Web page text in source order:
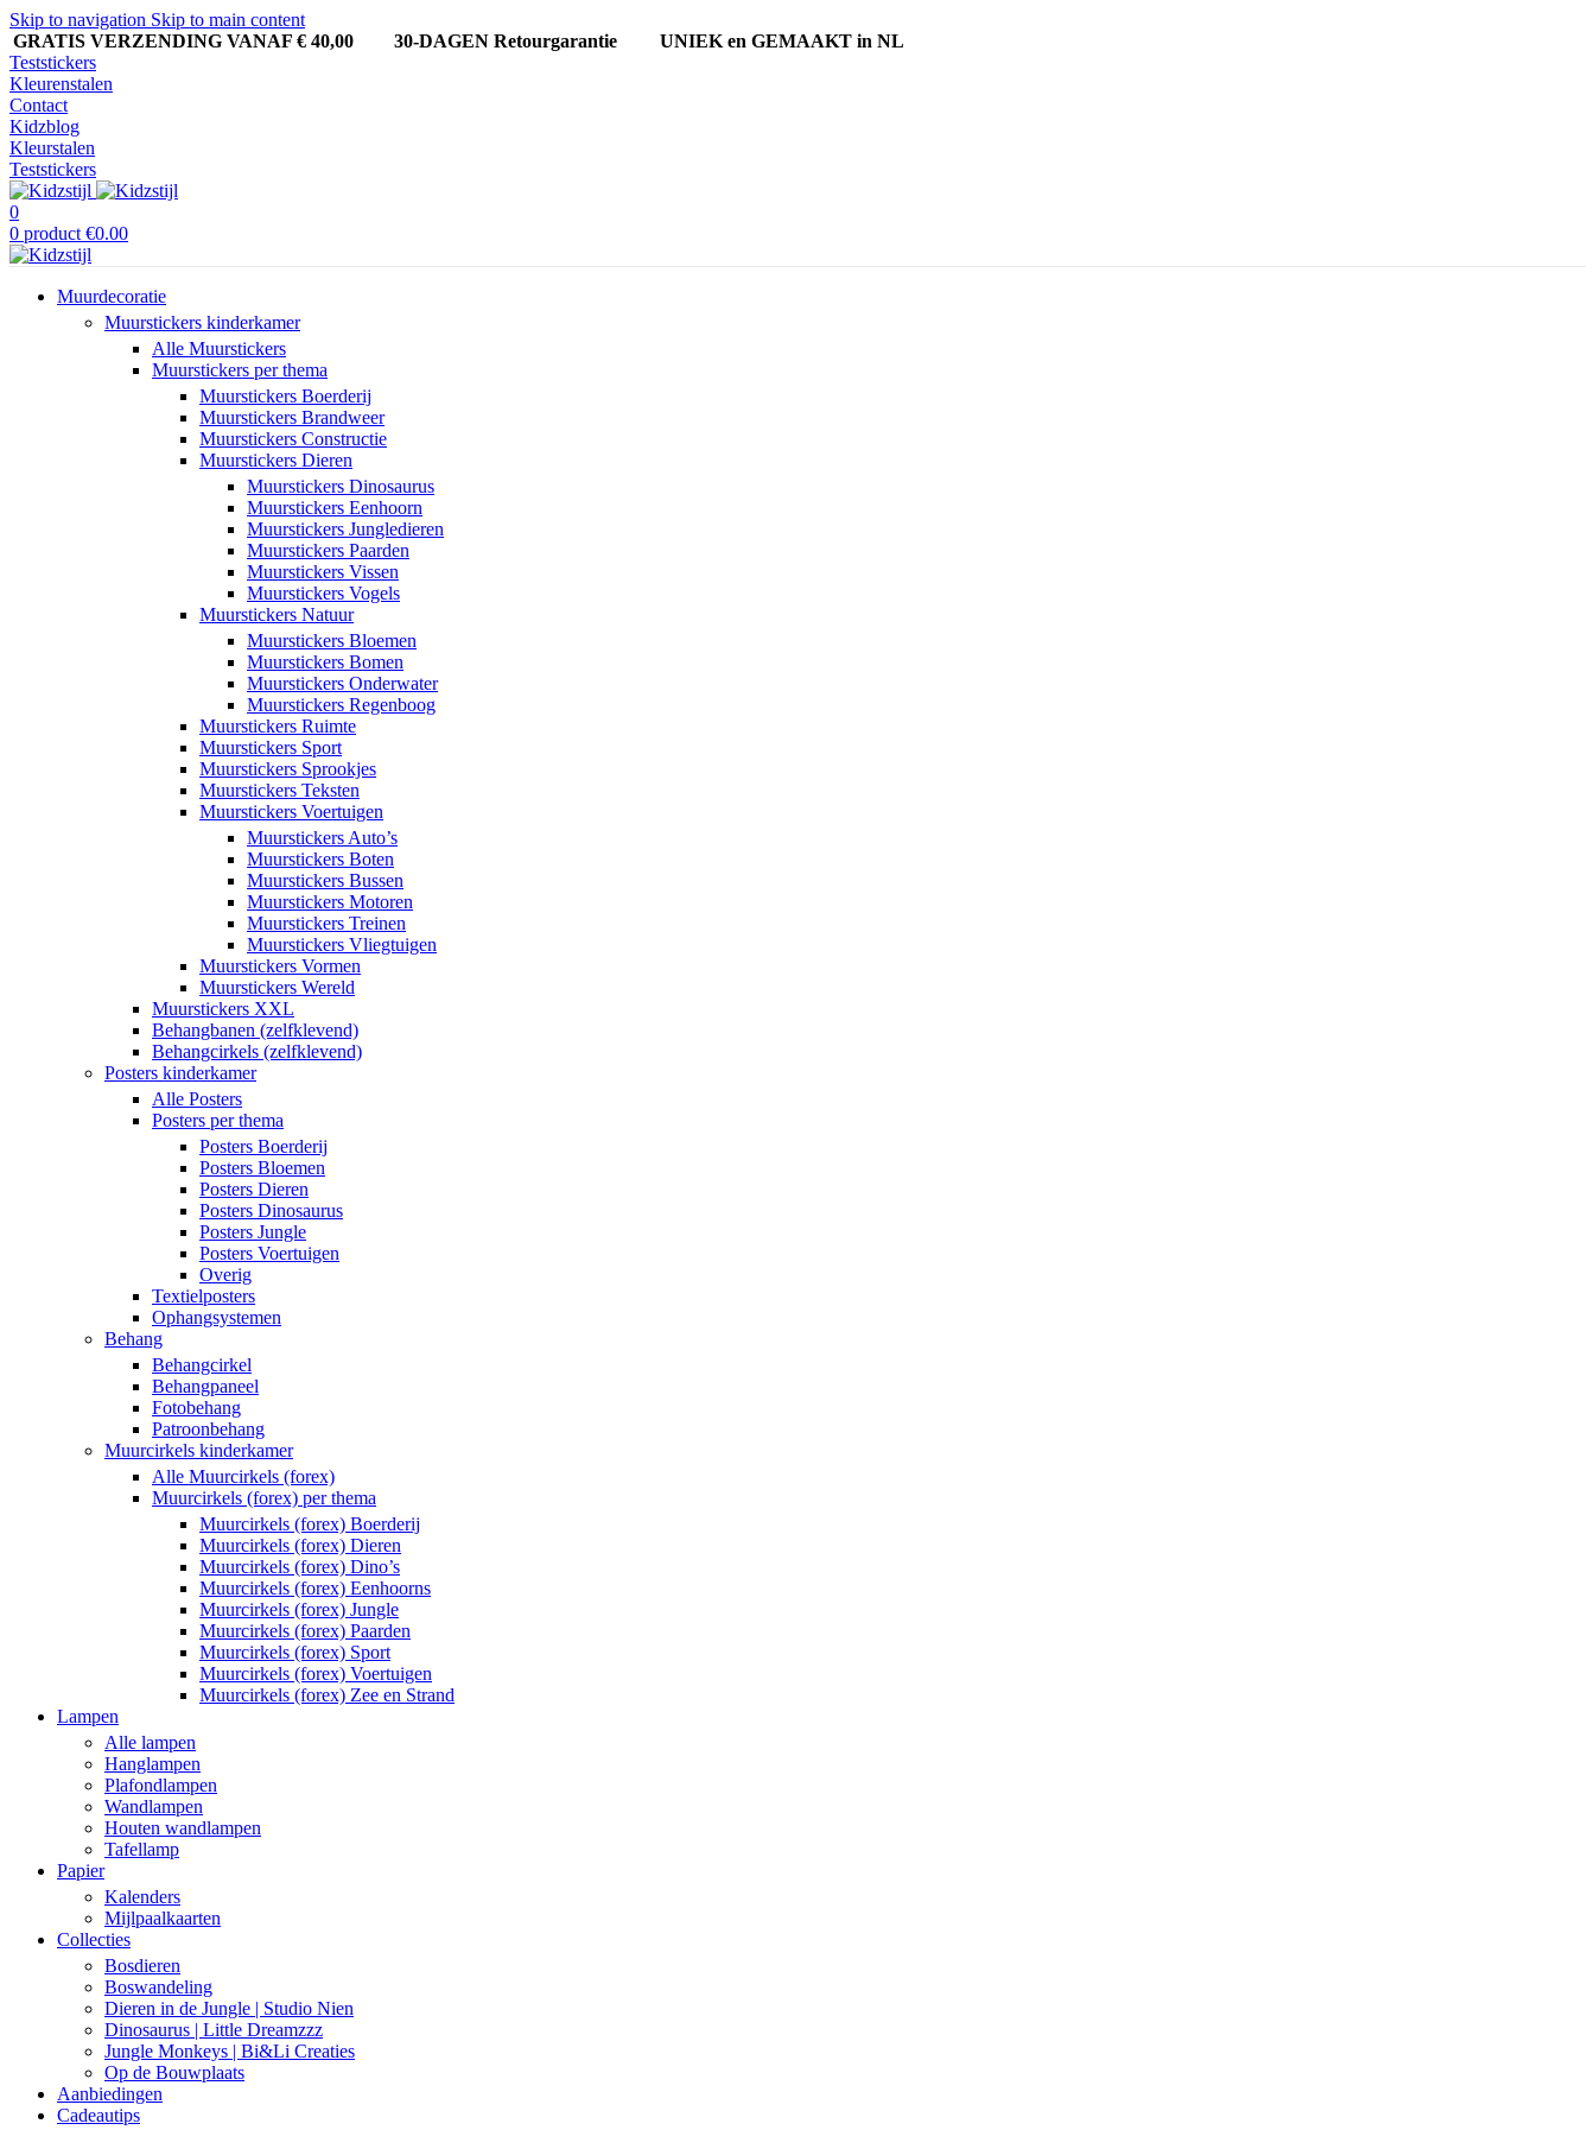
Skip to navigation Skip to main content
GRATIS VERZENDING VANAF € 40,00
30-DAGEN Retourgarantie UNIEK en GEMAAKT in NL
Teststickers
Kleurenstalen
Contact
Kidzblog
Kleurstalen
Teststickers
0
0 product €0.00
Muurdecoratie
Muurstickers kinderkamer
Alle Muurstickers
Muurstickers per thema
Muurstickers Boerderij
Muurstickers Brandweer
Muurstickers Constructie
Muurstickers Dieren
Muurstickers Dinosaurus
Muurstickers Eenhoorn
Muurstickers Jungledieren
Muurstickers Paarden
Muurstickers Vissen
Muurstickers Vogels
Muurstickers Natuur
Muurstickers Bloemen
Muurstickers Bomen
Muurstickers Onderwater
Muurstickers Regenboog
Muurstickers Ruimte
Muurstickers Sport
Muurstickers Sprookjes
Muurstickers Teksten
Muurstickers Voertuigen
Muurstickers Auto’s
Muurstickers Boten
Muurstickers Bussen
Muurstickers Motoren
Muurstickers Treinen
Muurstickers Vliegtuigen
Muurstickers Vormen
Muurstickers Wereld
Muurstickers XXL
Behangbanen (zelfklevend)
Behangcirkels (zelfklevend)
Posters kinderkamer
Alle Posters
Posters per thema
Posters Boerderij
Posters Bloemen
Posters Dieren
Posters Dinosaurus
Posters Jungle
Posters Voertuigen
Overig
Textielposters
Ophangsystemen
Behang
Behangcirkel
Behangpaneel
Fotobehang
Patroonbehang
Muurcirkels kinderkamer
Alle Muurcirkels (forex)
Muurcirkels (forex) per thema
Muurcirkels (forex) Boerderij
Muurcirkels (forex) Dieren
Muurcirkels (forex) Dino’s
Muurcirkels (forex) Eenhoorns
Muurcirkels (forex) Jungle
Muurcirkels (forex) Paarden
Muurcirkels (forex) Sport
Muurcirkels (forex) Voertuigen
Muurcirkels (forex) Zee en Strand
Lampen
Alle lampen
Hanglampen
Plafondlampen
Wandlampen
Houten wandlampen
Tafellamp
Papier
Kalenders
Mijlpaalkaarten
Collecties
Bosdieren
Boswandeling
Dieren in de Jungle | Studio Nien
Dinosaurus | Little Dreamzzz
Jungle Monkeys | Bi&Li Creaties
Op de Bouwplaats
Aanbiedingen
Cadeautips